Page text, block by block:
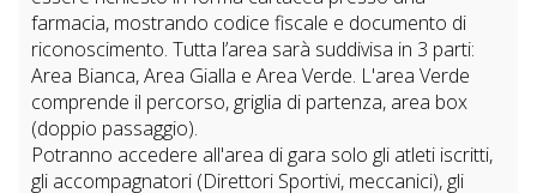
farmacia, mostrando codice fiscale e documento di
riconoscimento. Tutta l’area sarà suddivisa in 3 parti:
Area Bianca, Area Gialla e Area Verde. L'area Verde
comprende il percorso, griglia di partenza, area box
(doppio passaggio).
Potranno accedere all'area di gara solo gli atleti iscritti,
gli accompagnatori (Direttori Sportivi, meccanici), gli